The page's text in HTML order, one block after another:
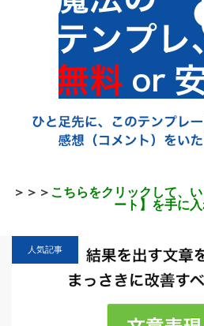
＞＞＞ こちらをクリックして、
ート】を手に入
人気記事